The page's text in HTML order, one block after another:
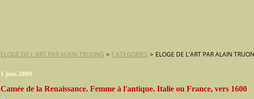
ELOGE DE L'ART PAR ALAIN TRUONG > CATEGORIES > ELOGE DE L'ART PAR ALAIN
1 juin 2009
Camée de la Renaissance. Femme à l'antique. Italie ou France, vers 1600